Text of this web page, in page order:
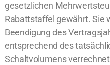
gesetzlichen
Rabattstaffel gewährt. Sie
Beendigung des
entsprechend des
Schaltvolumens